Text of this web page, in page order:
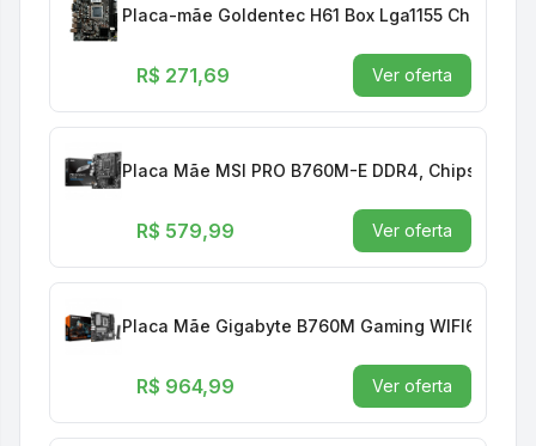
Placa-mãe Goldentec H61 Box Lga1155 Chipset
R$ 271,69 Ver oferta
Placa Mãe MSI PRO B760M-E DDR4, Chipset
R$ 579,99 Ver oferta
Placa Mãe Gigabyte B760M Gaming WIFI6E
R$ 964,99 Ver oferta